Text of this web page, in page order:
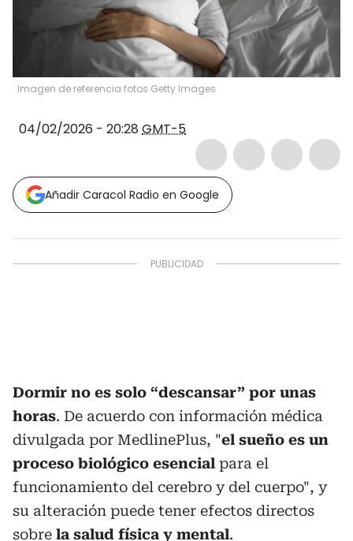
Imagen de referencia fotos Getty lmages
04/02/2026 - 20:28 GMT-5
Añadir Caracol Radio en Google
Dormir no es solo “descansar” por unas
horas. De acuerdo con información médica
divulgada por MedlinePlus, "el sueño es un
proceso biológico esencial para el
funcionamiento del cerebro y del cuerpo", y
su alteración puede tener efectos directos
sobre la salud física y mental.